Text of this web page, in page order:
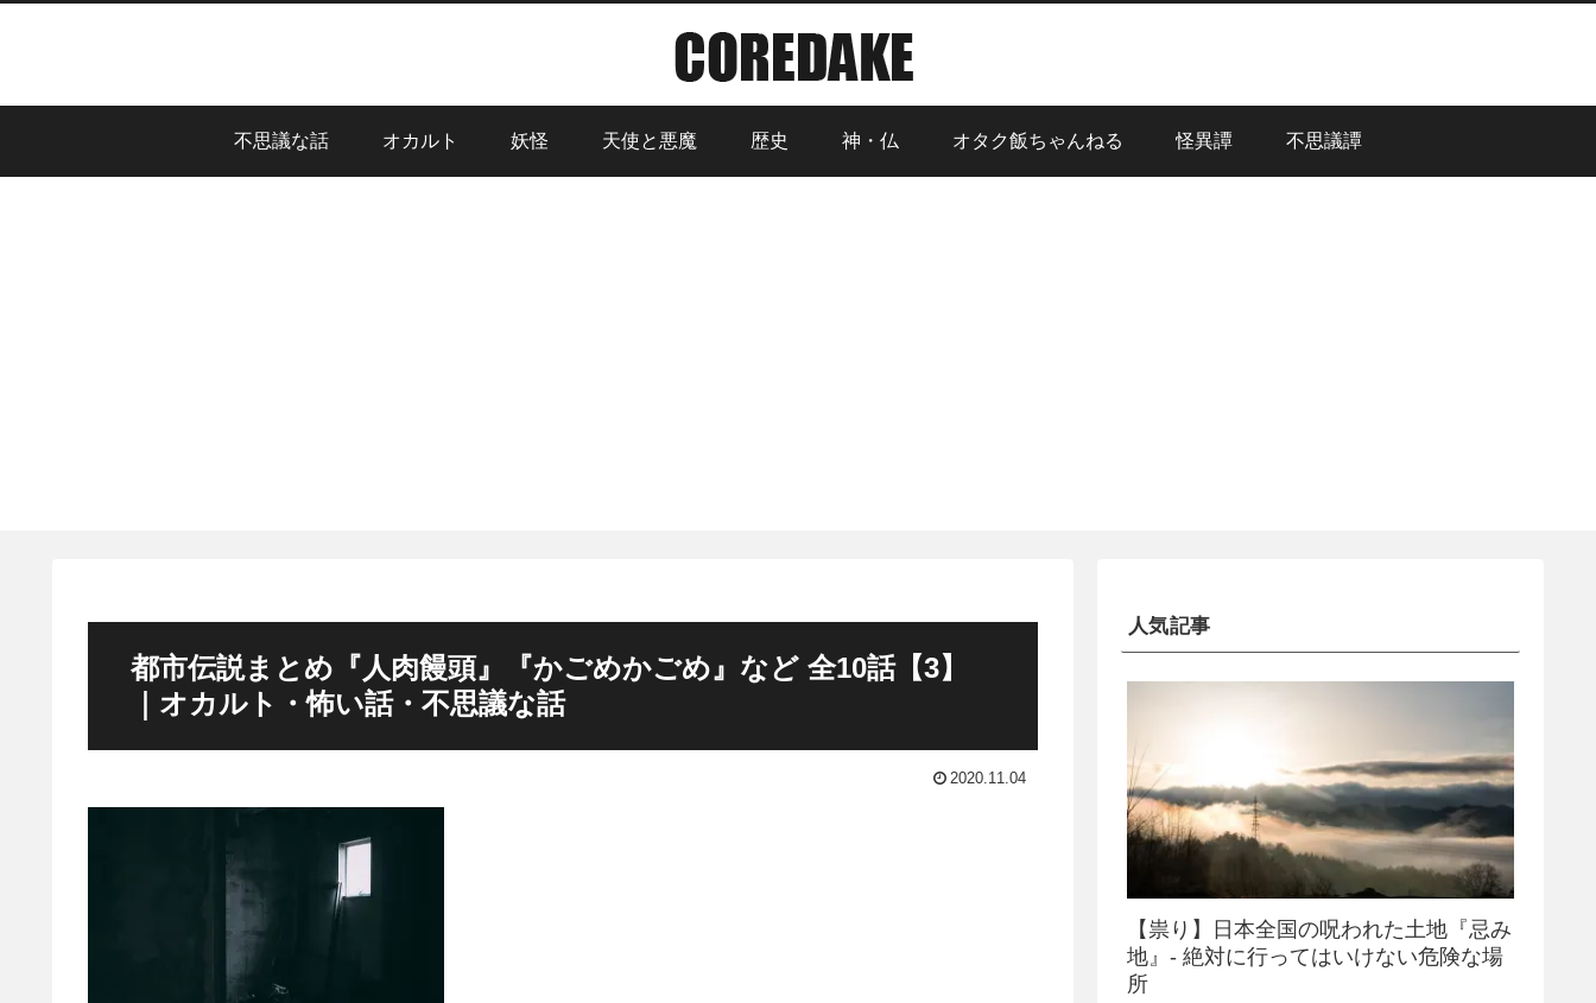
不思議な話 オカルト 妖怪 天使と悪魔 歴史 神・仏 オタク飯ちゃんねる 怪異譚 不思議譚
都市伝説まとめ『人肉饅頭』『かごめかごめ』など 全10話【3】
｜オカルト・怖い話・不思議な話
2020.11.04
人気記事
【祟り】日本全国の呪われた土地『忌み
地』- 絶対に行ってはいけない危険な場
所